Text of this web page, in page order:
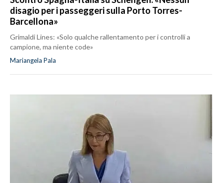
disagio per i passeggeri sulla Porto Torres-
Barcellona»
Grimaldi Lines: «Solo qualche rallentamento per i controlli a
campione, ma niente code»
Mariangela Pala